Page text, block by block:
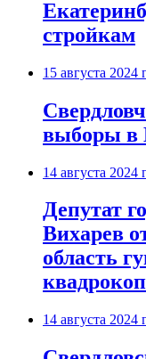
стройкам
15 августа 2024
выборы в
14 августа 2024
Депутат
Вихарев
область
14 августа 2024